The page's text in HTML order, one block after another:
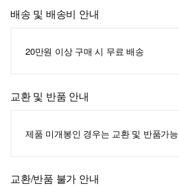
배송 및 배송비 안내
20만원 이상 구매 시 무료 배송
교환 및 반품 안내
제품 미개봉인 경우는 교환 및 반품가
교환/반품 불가 안내